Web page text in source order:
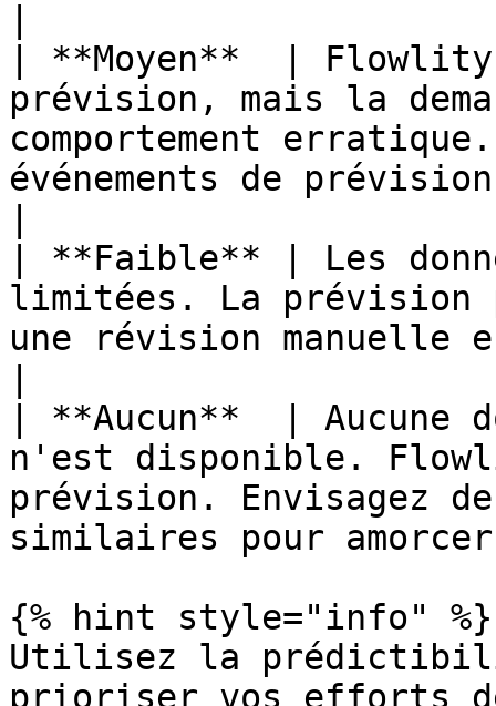
| **Moyen**  |
prévision, mais la
comportement
événements de
| **Faible** | Les
limitées. La prévision
une révision manuelle
| **Aucun**  | Aucune
n'est disponible.
prévision. Envisagez
similaires pour
{% hint style="info" %}
Utilisez la
prioriser vos efforts